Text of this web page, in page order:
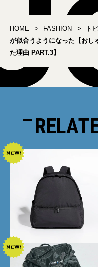
HOME FASHION ト
が似合うようになった【おし
た理由 PART.3】